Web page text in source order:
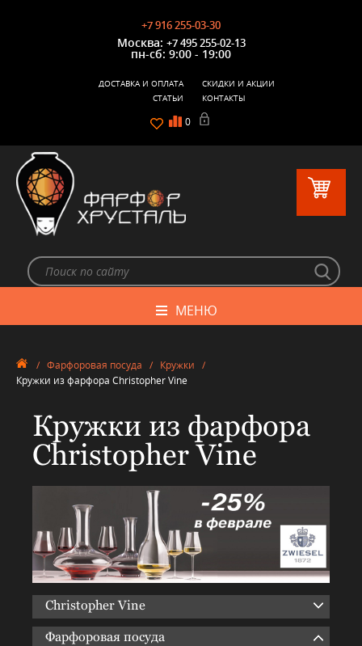
+7 916 255-03-30
Москва: +7 495 255-02-13
пн-сб: 9:00 - 19:00
0
ДОСТАВКА И ОПЛАТА
СКИДКИ И АКЦИИ
СТАТЬИ
КОНТАКТЫ
МЕНЮ
/ Фарфоровая посуда / Кружки /
Кружки из фарфора Christopher Vine
Кружки из фарфора
Christopher Vine
Christopher Vine
Фарфоровая посуда